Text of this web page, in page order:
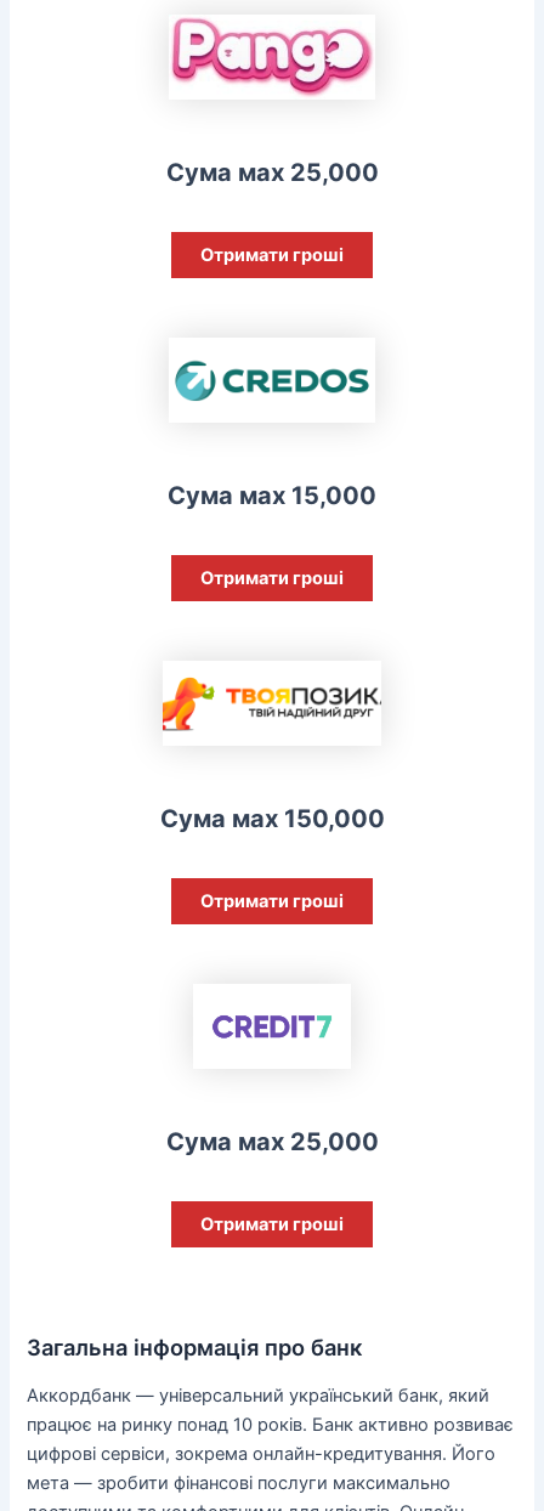
Сума мах 25,000
Отримати гроші
Сума мах 15,000
Отримати гроші
Сума мах 150,000
Отримати гроші
Сума мах 25,000
Отримати гроші
Загальна інформація про банк
Аккордбанк — універсальний український банк, який
працює на ринку понад 10 років. Банк активно розвиває
цифрові сервіси, зокрема онлайн-кредитування. Його
мета — зробити фінансові послуги максимально